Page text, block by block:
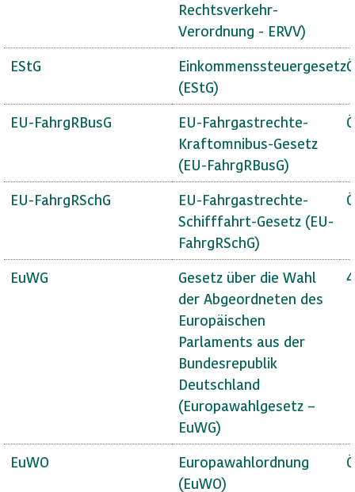
Rechtsverkehr-
Verordnung - ERVV)
EStG
Einkommenssteuergesetz
(EStG)
EU-FahrgRBusG
EU-Fahrgastrechte-
Kraftomnibus-Gesetz
(EU-FahrgRBusG)
EU-FahrgRSchG
EU-Fahrgastrechte-
Schifffahrt-Gesetz (EU-
FahrgRSchG)
EuWG
Gesetz über die Wahl
der Abgeordneten des
Europäischen
Parlaments aus der
Bundesrepublik
Deutschland
(Europawahlgesetz –
EuWG)
EuWO
Europawahlordnung
(EuWO)